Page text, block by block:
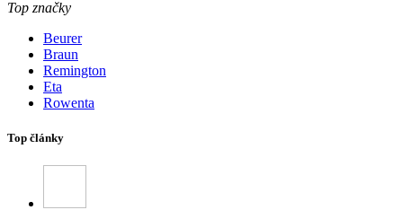
Top značky
Beurer
Braun
Remington
Eta
Rowenta
Top články